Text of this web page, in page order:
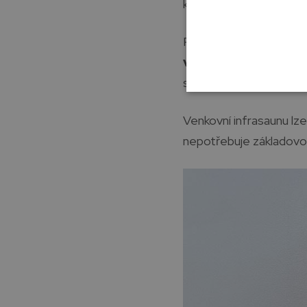
kvetoucí keře nebo
Pokud nemáte
venkovní infrasaunu
sauna a má i menší
Venkovní infrasaunu
nepotřebuje